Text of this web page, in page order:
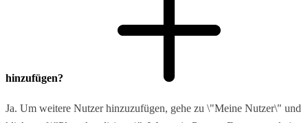
hinzufügen?
Ja. Um weitere Nutzer hinzuzufügen, gehe zu \"Meine Nutzer\" und